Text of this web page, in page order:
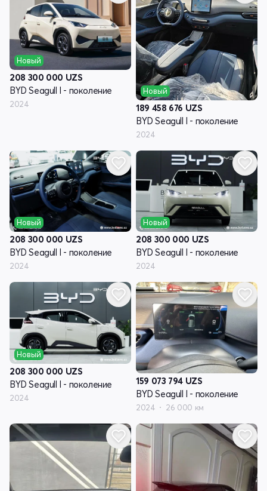
Новый
208 300 000 UZS
BYD Seagull I - поколение
2024
Новый
189 458 676 UZS
BYD Seagull I - поколение
2024
Новый
208 300 000 UZS
BYD Seagull I - поколение
2024
Новый
208 300 000 UZS
BYD Seagull I - поколение
2024
Новый
208 300 000 UZS
BYD Seagull I - поколение
2024
159 073 794 UZS
BYD Seagull I - поколение
2024 26 000 км